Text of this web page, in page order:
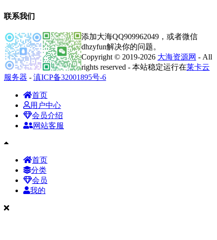
联系我们
添加大海QQ909962049，或者微信
dhzyfun解决你的问题。
Copyright © 2019-2026 大海资源网 - All
rights reserved - 本站稳定运行在莱卡云
服务器 - 滇ICP备32001895号-6
首页
用户中心
会员介绍
网站客服
首页
分类
会员
我的